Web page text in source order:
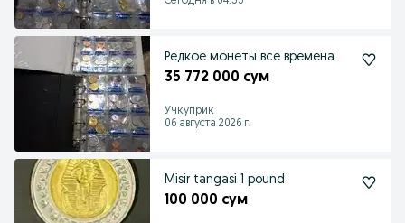
Редкое монеты все времена
35 772 000 сум
Учкуприк
06 августа 2026 г.
Misir tangasi 1 pound
100 000 сум